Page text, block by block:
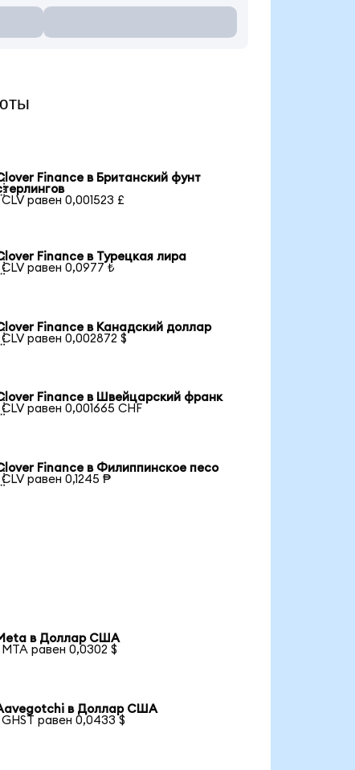
Finance в Британский фунт
CLV равен 0,001523 £
Finance в Турецкая лира
CLV равен 0,0977 ₺
Finance в Канадский доллар
CLV равен 0,002872 $
Finance в Швейцарский франк
CLV равен 0,001665 CHF
Finance в Филиппинское песо
CLV равен 0,1245 ₱
в Доллар США
MTA равен 0,0302 $
в Доллар США
GHST равен 0,0433 $